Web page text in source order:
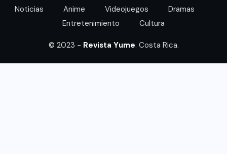
Noticias Anime Videojuegos
Dramas
Entretenimiento
Cultura
© 2023 - Revista Yume. Costa Rica.